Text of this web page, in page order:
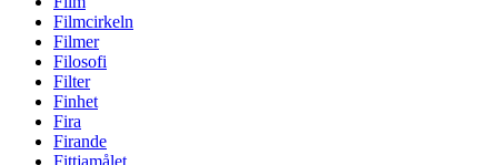
Filmcirkeln
Filmer
Filosofi
Filter
Finhet
Fira
Firande
Fittjamålet